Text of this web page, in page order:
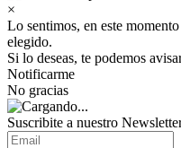
×
Lo sentimos, en este
elegido.
Si lo deseas, te podemos
Notificarme
No gracias
Suscribite a nuestro